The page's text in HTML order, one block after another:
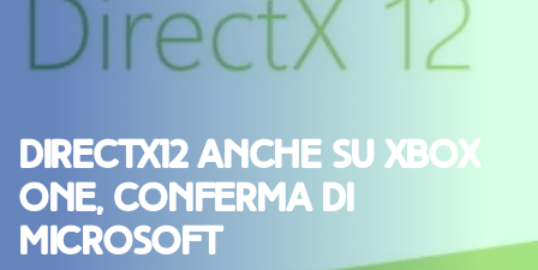
DirectX12 anche su Xbox
One, conferma di
Microsoft